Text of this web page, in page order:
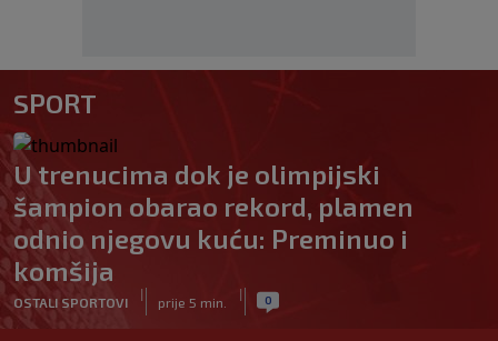
SPORT
U trenucima dok je olimpijski
šampion obarao rekord, plamen
odnio njegovu kuću: Preminuo i
komšija
OSTALI SPORTOVI
|
prije 5 min.
| 0